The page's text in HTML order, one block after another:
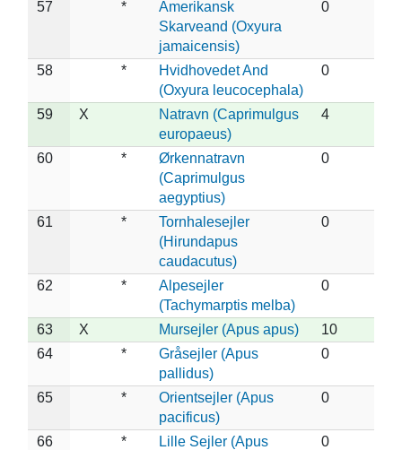
57 *
Amerikansk
Skarveand (Oxyura
jamaicensis)
0
58 *
Hvidhovedet And
(Oxyura leucocephala)
0
59 X
Natravn (Caprimulgus
europaeus)
4
60 *
Ørkennatravn
(Caprimulgus
aegyptius)
0
61 *
Tornhalesejler
(Hirundapus
caudacutus)
0
62 *
Alpesejler
(Tachymarptis melba)
0
63 X Mursejler (Apus apus)
10
64
*
Gråsejler (Apus
pallidus)
0
65 *
Orientsejler (Apus
pacificus)
0
66 *
Lille Sejler (Apus
0